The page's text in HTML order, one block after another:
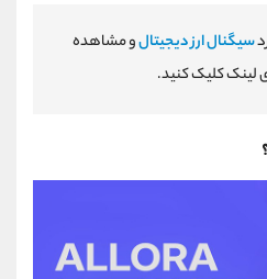
سیگنال ارز دیجیتالو مشاهده
لینک کلیک کنید.